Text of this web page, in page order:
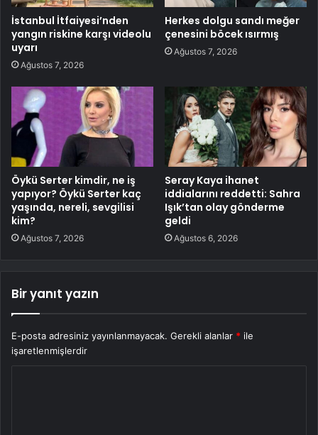
İstanbul İtfaiyesi’nden
yangın riskine karşı videolu
uyarı
Ağustos 7, 2026
Herkes dolgu sandı meğer
çenesini böcek ısırmış
Ağustos 7, 2026
Öykü Serter kimdir, ne iş
yapıyor? Öykü Serter kaç
yaşında, nereli, sevgilisi
kim?
Ağustos 7, 2026
Seray Kaya ihanet
iddialarını reddetti: Sahra
Işık’tan olay gönderme
geldi
Ağustos 6, 2026
Bir yanıt yazın
E-posta adresiniz yayınlanmayacak. Gerekli alanlar * ile
işaretlenmişlerdir